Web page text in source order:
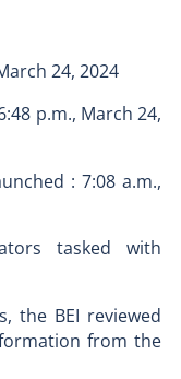
24, 2024
p.m., March 24,
: 7:08 a.m.,
tasked with
the BEI reviewed
from the